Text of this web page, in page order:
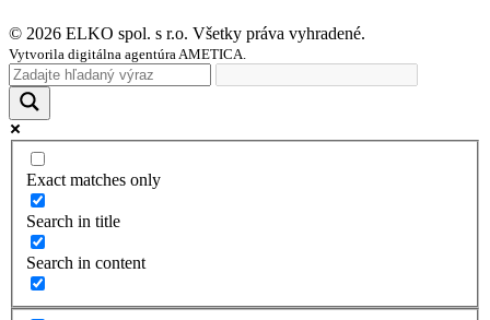
© 2026 ELKO spol. s r.o. Všetky práva vyhradené.
Vytvorila digitálna agentúra AMETICA.
Exact matches only
Search in title
Search in content